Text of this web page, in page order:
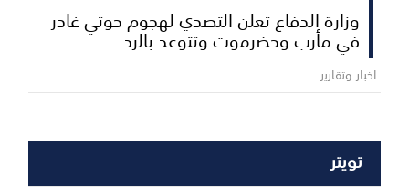
وزارة الدفاع تعلن التصدي لهجوم حوثي غادر
في مأرب وحضرموت وتتوعد بالرد
اخبار وتقارير
تويتر